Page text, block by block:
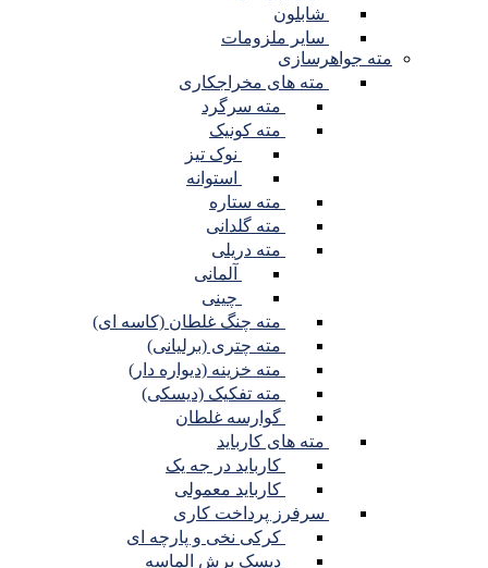
شابلون
سایر ملزومات
مته جواهرسازی
مته های مخراجکاری
مته سرگرد
مته کونیک
نوک تیز
استوانه
مته ستاره
مته گلدانی
مته دریلی
آلمانی
مته چنگ غلطان (کاسه ای)
مته چتری (برلیانی)
مته خزینه (دیواره دار)
مته تفکیک (دیسکی)
گوارسه غلطان
مته های کارباید
کارباید در جه یک
کارباید معمولی
سرفرز پرداخت کاری
کرکی نخی و پارچه ای
دیسک برش الماسه